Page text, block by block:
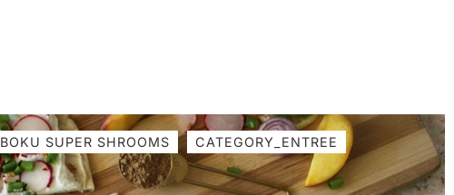
BOKU SUPER SHROOMS CATEGORY_ENTREE